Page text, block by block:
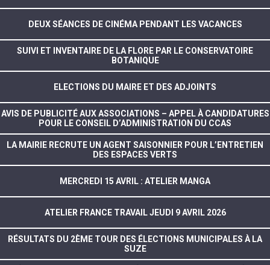
DEUX SÉANCES DE CINÉMA PENDANT LES VACANCES
SUIVI ET INVENTAIRE DE LA FLORE PAR LE CONSERVATOIRE
BOTANIQUE
ELECTIONS DU MAIRE ET DES ADJOINTS
AVIS DE PUBLICITÉ AUX ASSOCIATIONS – APPEL À CANDIDATURES
POUR LE CONSEIL D’ADMINISTRATION DU CCAS
LA MAIRIE RECRUTE UN AGENT SAISONNIER POUR L’ENTRETIEN
DES ESPACES VERTS
MERCREDI 15 AVRIL : ATELIER MANGA
ATELIER FRANCE TRAVAIL JEUDI 9 AVRIL 2026
RÉSULTATS DU 2ÈME TOUR DES ÉLECTIONS MUNICIPALES À LA
SUZE